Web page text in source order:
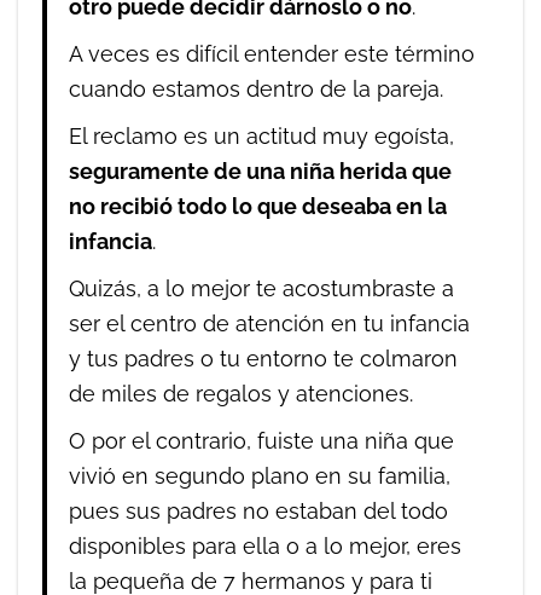
otro puede decidir dárnoslo o no.
A veces es difícil entender este término
cuando estamos dentro de la pareja.
El reclamo es un actitud muy egoísta,
seguramente de una niña herida que
no recibió todo lo que deseaba en la
infancia.
Quizás, a lo mejor te acostumbraste a
ser el centro de atención en tu infancia
y tus padres o tu entorno te colmaron
de miles de regalos y atenciones.
O por el contrario, fuiste una niña que
vivió en segundo plano en su familia,
pues sus padres no estaban del todo
disponibles para ella o a lo mejor, eres
la pequeña de 7 hermanos y para ti